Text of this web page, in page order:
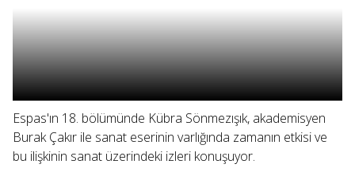
Espas'ın 18. bölümünde Kübra Sönmezışık, akademisyen
Burak Çakır ile sanat eserinin varlığında zamanın etkisi ve
bu ilişkinin sanat üzerindeki izleri konuşuyor.